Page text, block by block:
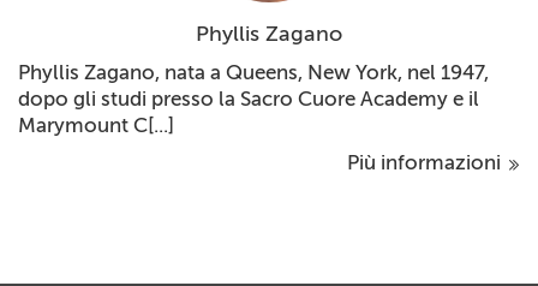
Phyllis Zagano
Phyllis Zagano, nata a Queens, New York, nel 1947,
dopo gli studi presso la Sacro Cuore Academy e il
Marymount C[...]
Più informazioni